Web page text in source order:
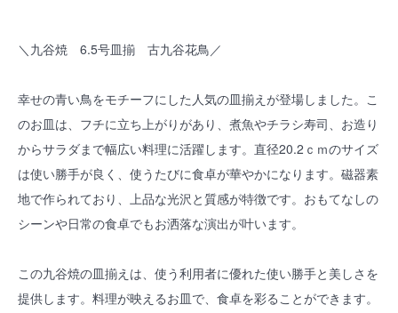
＼九谷焼 6.5号皿揃 古九谷花鳥／
幸せの青い鳥をモチーフにした人気の皿揃えが登場しました。こ
のお皿は、フチに立ち上がりがあり、煮魚やチラシ寿司、お造り
からサラダまで幅広い料理に活躍します。直径20.2ｃｍのサイズ
は使い勝手が良く、使うたびに食卓が華やかになります。磁器素
地で作られており、上品な光沢と質感が特徴です。おもてなしの
シーンや日常の食卓でもお洒落な演出が叶います。
この九谷焼の皿揃えは、使う利用者に優れた使い勝手と美しさを
提供します。料理が映えるお皿で、食卓を彩ることができます。